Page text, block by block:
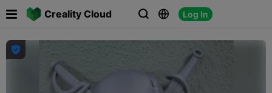
Creality Cloud   Log In
 
